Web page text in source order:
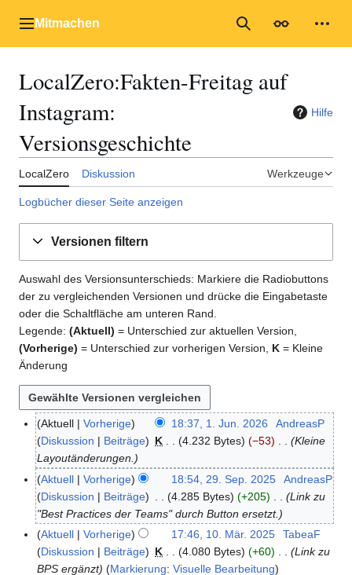
Inhalt
Hauptmenü
Mitmachen Suche
LocalZero:Fakten-Freitag auf
Instagram:
Versionsgeschichte
Hilfe
LocalZero Diskussion Werkzeuge
Logbücher dieser Seite anzeigen
Versionen filtern
Auswahl des Versionsunterschieds: Markiere die Radiobuttons
der zu vergleichenden Versionen und drücke die Eingabetaste
oder die Schaltfläche am unteren Rand.
Legende: (Aktuell) = Unterschied zur aktuellen Version,
(Vorherige) = Unterschied zur vorherigen Version, K = Kleine
Änderung
1
u
Aktuell Vorherige 18:37, 1. Jun. 2026
AndreasP
Diskussion
Beiträge K 4.232 Bytes −53
Kleine
Layoutänderungen.
2
S
Aktuell Vorherige 18:54, 29. Sep. 2025
AndreasP
Diskussion
Beiträge 4.285 Bytes +205
Link zu
"Best Practices der Teams" durch Button ersetzt.
1
Aktuell Vorherige 17:46, 10. Mär. 2025
TabeaF
Diskussion
Beiträge K 4.080 Bytes +60
Link zu
BPS ergänzt
Markierung:Visuelle Bearbeitung